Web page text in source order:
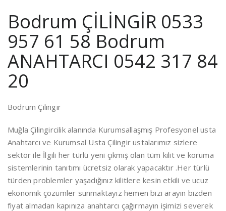
Bodrum ÇİLİNGİR 0533
957 61 58 Bodrum
ANAHTARCI 0542 317 84
20
Bodrum Çilingir
Muğla Çilingircilik alanında Kurumsallaşmış Profesyonel usta
Anahtarcı ve Kurumsal Usta Çilingir ustalarımız sizlere
sektör ile İlgili her türlü yeni çıkmış olan tüm kilit ve koruma
sistemlerinin tanıtımı ücretsiz olarak yapacaktır .Her türlü
türden problemler yaşadığınız kilitlere kesin etkili ve ucuz
ekonomik çözümler sunmaktayız hemen bizi arayın bizden
fiyat almadan kapınıza anahtarcı çağırmayın işimizi severek